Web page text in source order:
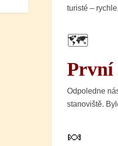
turisté –
🗺️
První
Odpoledne
stanoviště.
🍬